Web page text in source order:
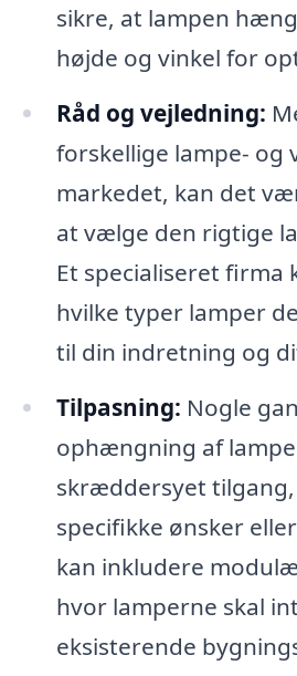
sikre, at lampen
højde og vinkel for
Råd og vejledning:
forskellige lampe- og
markedet, kan det
at vælge den rigtige
Et specialiseret firma
hvilke typer lamper
til din indretning og
Tilpasning: Nogle
ophængning af
skræddersyet
specifikke ønsker
kan inkludere
hvor lamperne skal
eksisterende